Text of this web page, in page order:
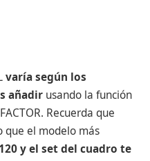
varía según los
añadir usando la función
Recuerda que
que el modelo más
y el set del cuadro te